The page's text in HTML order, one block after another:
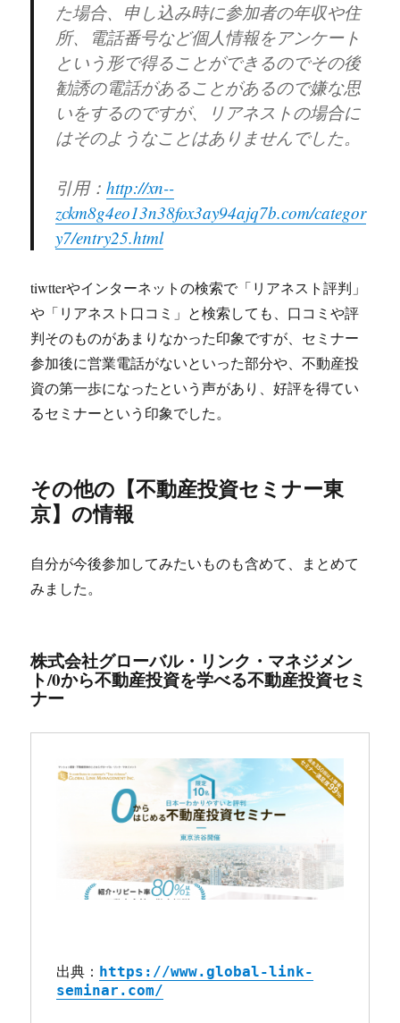
た場合、申し込み時に参加者の年収や住
所、電話番号など個人情報をアンケート
という形で得ることができるのでその後
勧誘の電話があることがあるので嫌な思
いをするのですが、リアネストの場合に
はそのようなことはありませんでした。
引用：http://xn--
zckm8g4eo13n38fox3ay94ajq7b.com/categor
y7/entry25.html
tiwtterやインターネットの検索で「リアネスト評判」
や「リアネスト口コミ」と検索しても、口コミや評
判そのものがあまりなかった印象ですが、セミナー
参加後に営業電話がないといった部分や、不動産投
資の第一歩になったという声があり、好評を得てい
るセミナーという印象でした。
その他の【不動産投資セミナー東
京】の情報
自分が今後参加してみたいものも含めて、まとめて
みました。
株式会社グローバル・リンク・マネジメン
ト/0から不動産投資を学べる不動産投資セミ
ナー
出典： https://www.global-link-
seminar.com/